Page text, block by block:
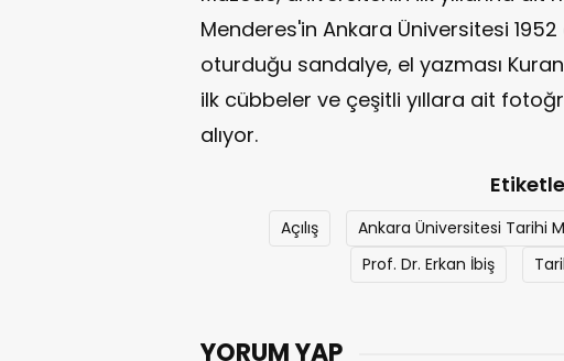
Menderes'in Ankara Üniversitesi 1952
oturduğu sandalye, el yazması
ilk cübbeler ve çeşitli yıllara ait
alıyor.
Açılış Ankara Üniversitesi Tarihi
Prof. Dr. Erkan İbiş
YORUM YAP